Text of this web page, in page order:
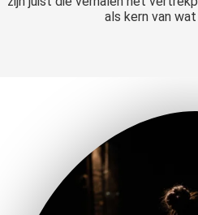
als kern van